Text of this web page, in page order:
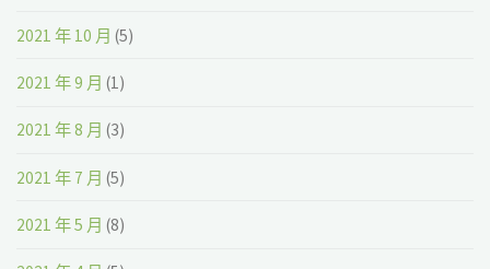
2021 年 10 月 (5)
2021 年 9 月 (1)
2021 年 8 月 (3)
2021 年 7 月 (5)
2021 年 5 月 (8)